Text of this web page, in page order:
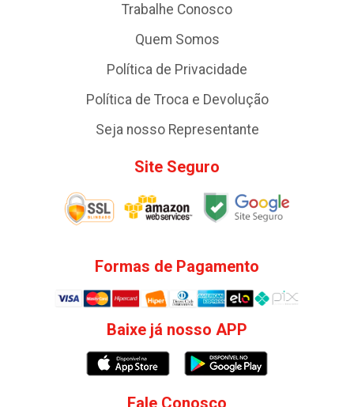
Trabalhe Conosco
Quem Somos
Política de Privacidade
Política de Troca e Devolução
Seja nosso Representante
Site Seguro
Formas de Pagamento
Baixe já nosso APP